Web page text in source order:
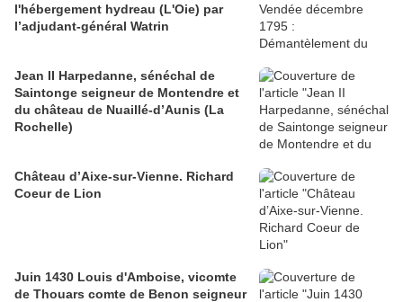
l'hébergement hydreau (L'Oie) par
l’adjudant-général Watrin
Jean II Harpedanne, sénéchal de
Saintonge seigneur de Montendre et
du château de Nuaillé-d’Aunis (La
Rochelle)
Château d’Aixe-sur-Vienne. Richard
Coeur de Lion
Juin 1430 Louis d'Amboise, vicomte
de Thouars comte de Benon seigneur